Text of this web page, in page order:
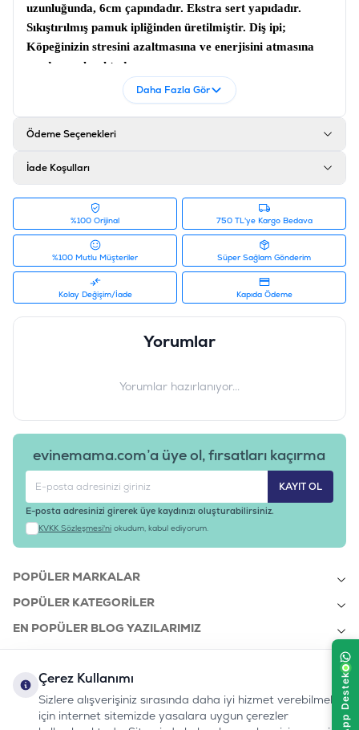
uzunluğunda, 6cm çapındadır. Ekstra sert yapıdadır.
Sıkıştırılmış pamuk ipliğinden üretilmiştir. Diş ipi;
Köpeğinizin stresini azaltmasına ve enerjisini atmasına
yardımcı olmaktadır.
Tedarikçi Ürün Kodu
Daha Fazla Gör
Ödeme Seçenekleri
İade Koşulları
%100 Orijinal 750 TL'ye Kargo Bedava
%100 Mutlu Müşteriler Süper Sağlam Gönderim
Kolay Değişim/İade Kapıda Ödeme
Yorumlar
Yorumlar hazırlanıyor...
evinemama.com’a üye ol, fırsatları kaçırma
KAYIT OL
E-posta adresinizi girerek üye kaydınızı oluşturabilirsiniz.
KVKK Sözleşmesi'ni okudum, kabul ediyorum.
POPÜLER MARKALAR
POPÜLER KATEGORILER
EN POPÜLER BLOG YAZILARIMIZ
KURUMSAL
Çerez Kullanımı
Sizlere alışverişiniz sırasında daha iyi hizmet verebilmek
için internet sitemizde yasalara uygun çerezler